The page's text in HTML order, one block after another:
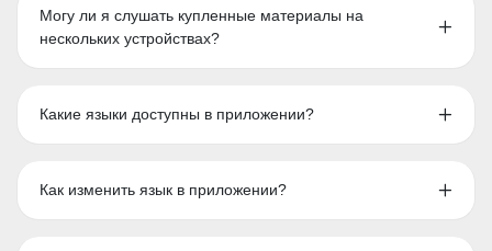
Могу ли я слушать купленные материалы на
нескольких устройствах?
Какие языки доступны в приложении?
Как изменить язык в приложении?